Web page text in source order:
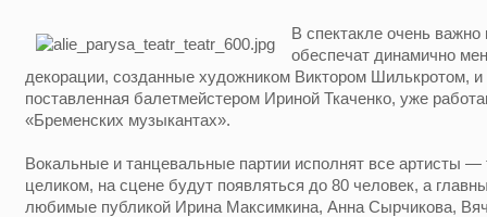
В спектакле очень
обеспечат динамично
декорации, созданные художником Виктором Шилькротом, и
поставленная балетмейстером Ириной Ткаченко, уже
«Бременских музыкантах».
Вокальные и танцевальные партии исполнят все артисты —
целиком, на сцене будут появляться до 80 человек, а
любимые публикой Ирина Максимкина, Анна Сырчикова,